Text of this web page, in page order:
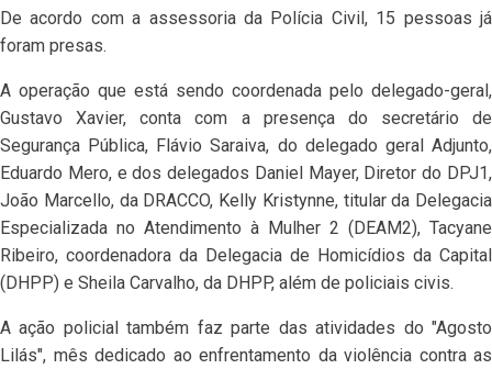
De acordo com a assessoria da Polícia Civil, 15 pessoas já
foram presas.
A operação que está sendo coordenada pelo delegado-geral,
Gustavo Xavier, conta com a presença do secretário de
Segurança Pública, Flávio Saraiva, do delegado geral Adjunto,
Eduardo Mero, e dos delegados Daniel Mayer, Diretor do DPJ1,
João Marcello, da DRACCO, Kelly Kristynne, titular da Delegacia
Especializada no Atendimento à Mulher 2 (DEAM2), Tacyane
Ribeiro, coordenadora da Delegacia de Homicídios da Capital
(DHPP) e Sheila Carvalho, da DHPP, além de policiais civis.
A ação policial também faz parte das atividades do "Agosto
Lilás", mês dedicado ao enfrentamento da violência contra as